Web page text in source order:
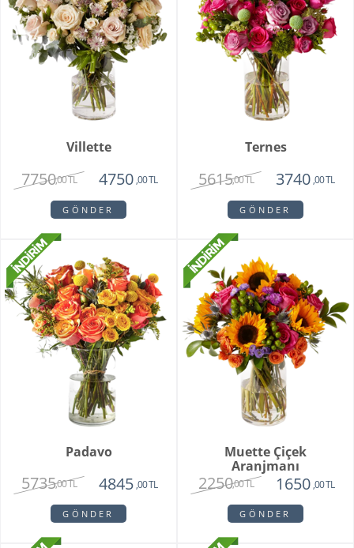
Villette
7750,00 TL 4750,00 TL
GÖNDER
Ternes
5615,00 TL 3740,00 TL
GÖNDER
Padavo
5735,00 TL 4845 ,00 TL
GÖNDER
Muette Çiçek
Aranjmanı
2250,00 TL 1650 ,00 TL
GÖNDER